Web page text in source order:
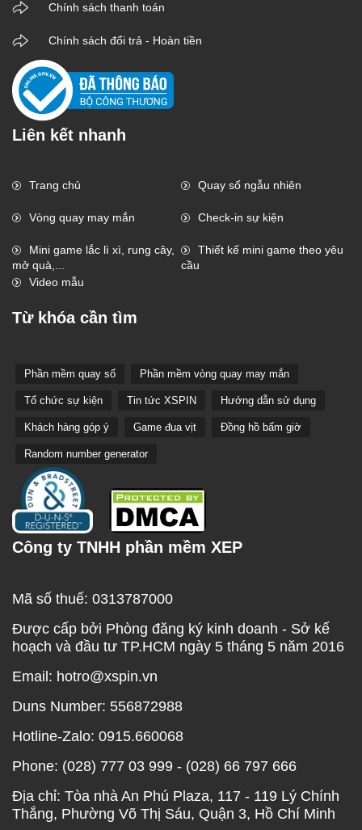
Chính sách thanh toán
Chính sách đổi trả - Hoàn tiền
Liên kết nhanh
Trang chủ Quay số ngẫu nhiên
Vòng quay may mắn Check-in sự kiện
Mini game lắc lì xì, rung cây,
mở quà,...
Thiết kế mini game theo yêu
cầu
Video mẫu
Từ khóa cần tìm
Phần mềm quay số Phần mềm vòng quay may mắn
Tổ chức sự kiện Tin tức XSPIN Hướng dẫn sử dụng
Khách hàng góp ý Game đua vịt Đồng hồ bấm giờ
Random number generator
Công ty TNHH phần mềm XEP
Mã số thuế: 0313787000
Được cấp bởi Phòng đăng ký kinh doanh - Sở kế
hoạch và đầu tư TP.HCM ngày 5 tháng 5 năm 2016
Email: hotro@xspin.vn
Duns Number: 556872988
Hotline-Zalo: 0915.660068
Phone: (028) 777 03 999 - (028) 66 797 666
Địa chỉ: Tòa nhà An Phú Plaza, 117 - 119 Lý Chính
Thắng, Phường Võ Thị Sáu, Quận 3, Hồ Chí Minh